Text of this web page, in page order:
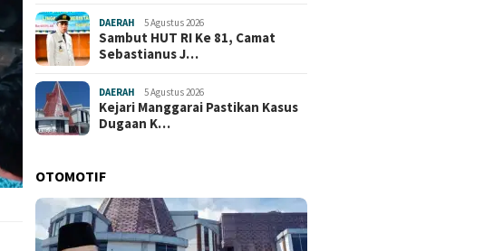
DAERAH 5 Agustus 2026
Sambut HUT RI Ke 81, Camat
Sebastianus J…
DAERAH 5 Agustus 2026
Kejari Manggarai Pastikan Kasus
Dugaan K…
OTOMOTIF